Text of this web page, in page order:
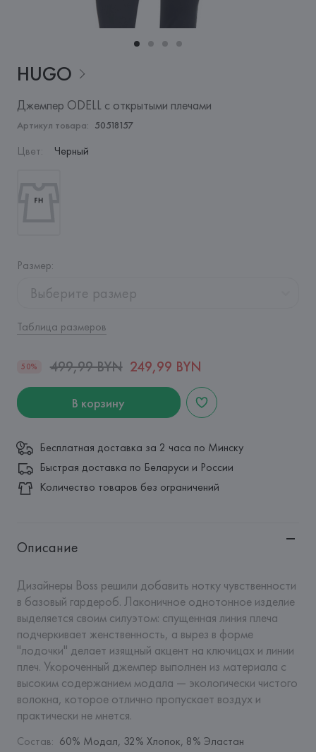
HUGO
Джемпер ODELL с открытыми плечами
Артикул товара: 50518157
Цвет: Черный
Размер:
Выберите размер
Таблица размеров
50% 499,99 BYN 249,99 BYN
В корзину
Бесплатная доставка за 2 часа по Минску
Быстрая доставка по Беларуси и России
Количество товаров без ограничений
Описание
Дизайнеры Boss решили добавить нотку чувственности
в базовый гардероб. Лаконичное однотонное изделие
выделяется своим силуэтом: спущенная линия плеча
подчеркивает женственность, а вырез в форме
"лодочки" делает изящный акцент на ключицах и линии
плеч. Укороченный джемпер выполнен из материала с
высоким содержанием модала — экологически чистого
волокна, которое отлично пропускает воздух и
практически не мнется.
Состав: 60% Модал, 32% Хлопок, 8% Эластан